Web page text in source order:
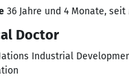
36 Jahre und 4 Monate, seit
Doctor
Industrial